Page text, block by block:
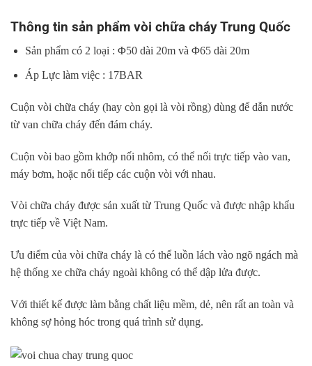
Thông tin sản phẩm vòi chữa cháy Trung Quốc
Sản phẩm có 2 loại : Φ50 dài 20m và Φ65 dài 20m
Áp Lực làm việc : 17BAR
Cuộn vòi chữa cháy (hay còn gọi là vòi rồng) dùng để dẫn nước
từ van chữa cháy đến đám cháy.
Cuộn vòi bao gồm khớp nối nhôm, có thể nối trực tiếp vào van,
máy bơm, hoặc nối tiếp các cuộn vòi với nhau.
Vòi chữa cháy được sản xuất từ Trung Quốc và được nhập khẩu
trực tiếp về Việt Nam.
Ưu điểm của vòi chữa cháy là có thể luồn lách vào ngõ ngách mà
hệ thống xe chữa cháy ngoài không có thể dập lửa được.
Với thiết kế được làm bằng chất liệu mềm, dẻ, nên rất an toàn và
không sợ hỏng hóc trong quá trình sử dụng.